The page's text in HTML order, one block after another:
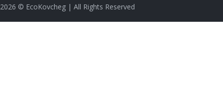
2026 © EcoKovcheg | All Rights Reserved